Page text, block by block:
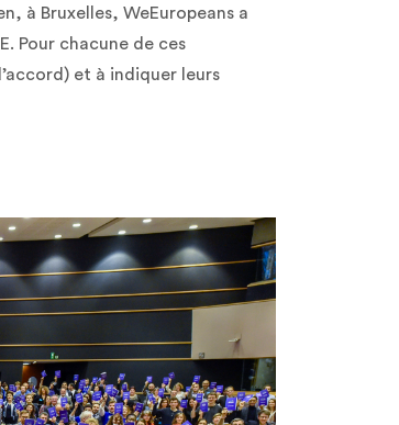
à Bruxelles, WeEuropeans a
Pour chacune de ces
et à indiquer leurs